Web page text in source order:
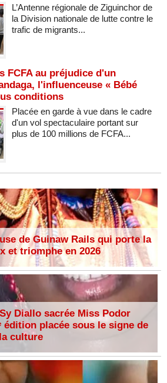
L’Antenne régionale de Ziguinchor de
la Division nationale de lutte contre le
trafic de migrants...
FCFA au préjudice d'un
l'influenceuse « Bébé
conditions
Placée en garde à vue dans le cadre
d'un vol spectaculaire portant sur
plus de 100 millions de FCFA...
de Guinaw Rails qui porte la
et triomphe en 2026
Diallo sacrée Miss Podor
édition placée sous le signe de
culture